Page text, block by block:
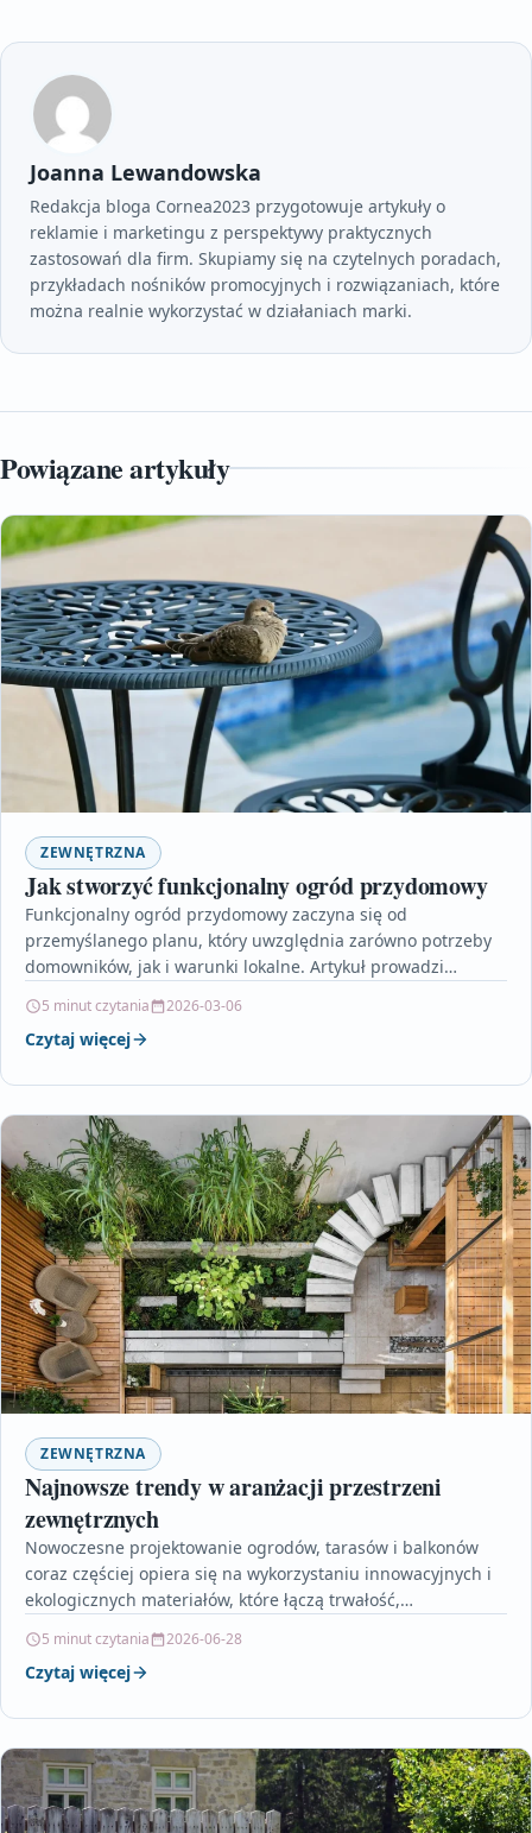
Joanna Lewandowska
Redakcja bloga Cornea2023 przygotowuje artykuły o
reklamie i marketingu z perspektywy praktycznych
zastosowań dla firm. Skupiamy się na czytelnych poradach,
przykładach nośników promocyjnych i rozwiązaniach, które
można realnie wykorzystać w działaniach marki.
Powiązane artykuły
ZEWNĘTRZNA
Jak stworzyć funkcjonalny ogród przydomowy
Funkcjonalny ogród przydomowy zaczyna się od
przemyślanego planu, który uwzględnia zarówno potrzeby
domowników, jak i warunki lokalne. Artykuł prowadzi
5 minut czytania 2026-03-06
Czytaj więcej
ZEWNĘTRZNA
Najnowsze trendy w aranżacji przestrzeni
zewnętrznych
Nowoczesne projektowanie ogrodów, tarasów i balkonów
coraz częściej opiera się na wykorzystaniu innowacyjnych i
ekologicznych materiałów, które łączą trwałość,
5 minut czytania 2026-06-28
Czytaj więcej